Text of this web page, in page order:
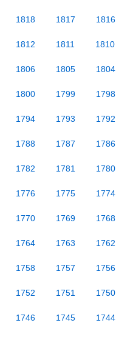
1818 1817 1816
1812 1811 1810
1806 1805 1804
1800 1799 1798
1794 1793 1792
1788 1787 1786
1782 1781 1780
1776 1775 1774
1770 1769 1768
1764 1763 1762
1758 1757 1756
1752 1751 1750
1746 1745 1744